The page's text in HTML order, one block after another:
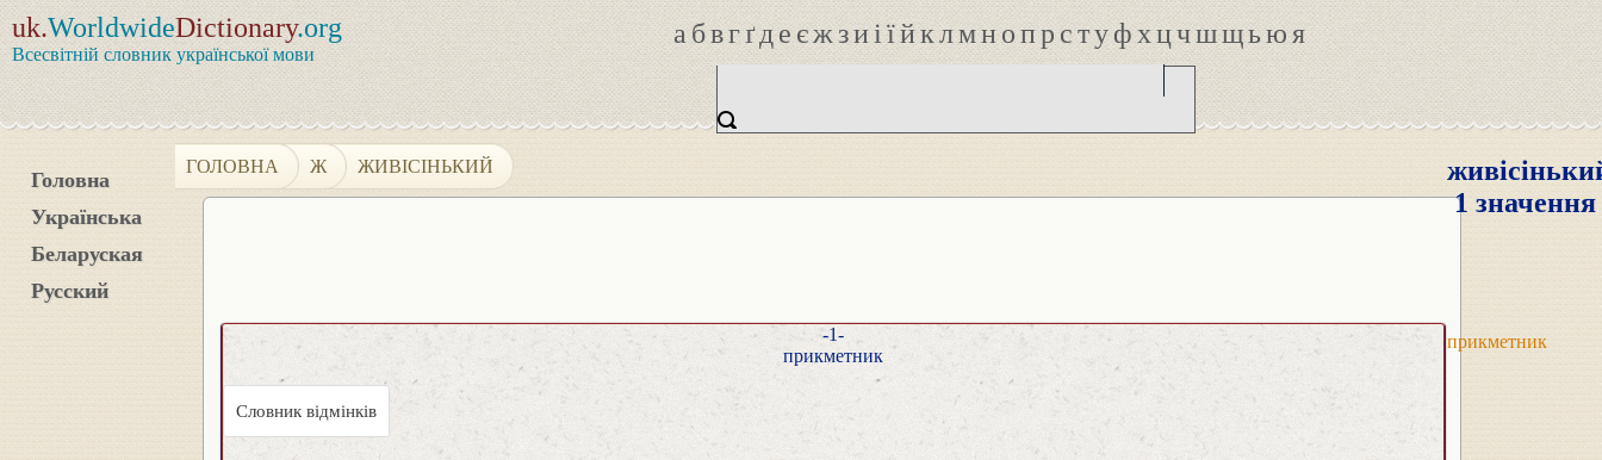
uk.WorldwideDictionary.org
Всесвітній словник української мови
абвгґдеєжзиіїйклмнопрстуфхцчшщьюя
Головна
Українська
Беларуская
Русский
ГОЛОВНА Ж ЖИВІСІНЬКИЙ
1 значення
прикметник
-1-
прикметник
Словник відмінків